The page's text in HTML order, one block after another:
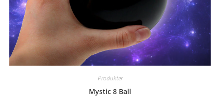
Produkter
Mystic 8 Ball